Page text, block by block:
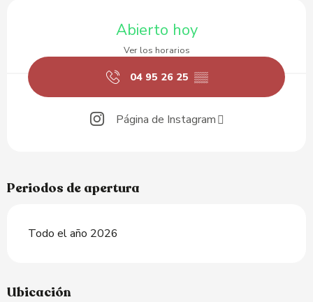
Abierto hoy
Ver los horarios
04 95 26 25 ▒▒
Página de Instagram
Periodos de apertura
Todo el año 2026
Ubicación